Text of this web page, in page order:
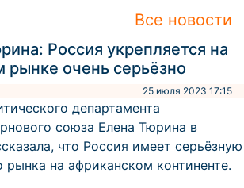
Все новости
Россия укрепляется на
рынке очень серьёзно
25 июля 2023 17:15
департамента
союза Елена Тюрина в
что Россия имеет серьёзную
рынка на африканском континенте.